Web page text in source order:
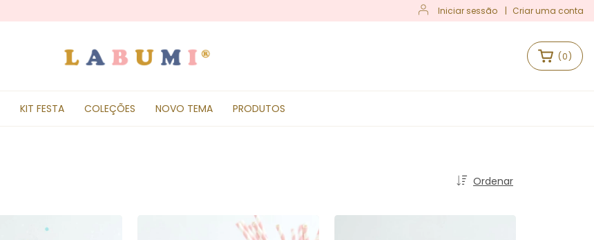
Iniciar sessão | Criar uma conta
(0)
KIT FESTA COLEÇÕES NOVO TEMA PRODUTOS
Ordenar